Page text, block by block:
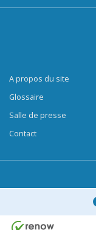
A propos du site
Glossaire
Salle de presse
Contact